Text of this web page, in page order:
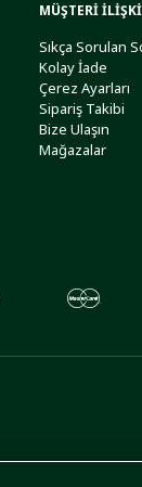
MÜŞTERİ
Sıkça Sorulan
Kolay İade
Çerez Ayarları
Sipariş Takibi
Bize Ulaşın
Mağazalar